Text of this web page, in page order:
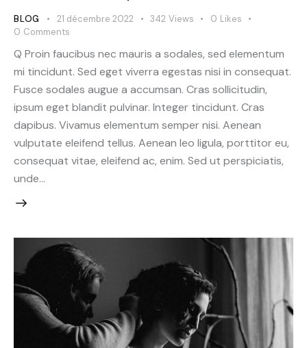
BLOG 21 décembre 2022 342 Views 0 Likes
0 Comments
Q Proin faucibus nec mauris a sodales, sed elementum
mi tincidunt. Sed eget viverra egestas nisi in consequat.
Fusce sodales augue a accumsan. Cras sollicitudin,
ipsum eget blandit pulvinar. Integer tincidunt. Cras
dapibus. Vivamus elementum semper nisi. Aenean
vulputate eleifend tellus. Aenean leo ligula, porttitor eu,
consequat vitae, eleifend ac, enim. Sed ut perspiciatis,
unde…